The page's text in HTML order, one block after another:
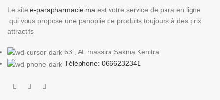
Le site e-parapharmacie.ma est votre service de para en ligne
qui vous propose une panoplie de produits toujours à des prix
attractifs
63 , AL massira Saknia Kenitra
Téléphone: 0666232341